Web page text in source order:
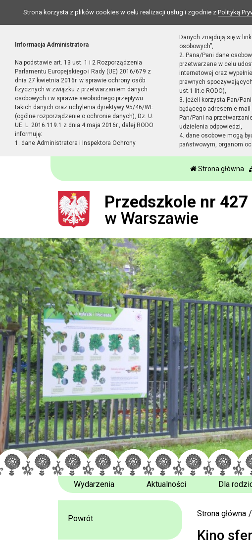
Strona korzysta z plików cookies w celu realizacji usług i zgodnie z Polityką
Informacja Administratora
Na podstawie art. 13 ust. 1 i 2 Rozporządzenia
Parlamentu Europejskiego i Rady (UE) 2016/679 z
dnia 27 kwietnia 2016r. w sprawie ochrony osób
fizycznych w związku z przetwarzaniem danych
osobowych i w sprawie swobodnego przepływu
takich danych oraz uchylenia dyrektywy 95/46/WE
(ogólne rozporządzenie o ochronie danych), Dz. U.
UE. L. 2016.119.1 z dnia 4 maja 2016r., dalej RODO
informuję:
1. dane Administratora i Inspektora Ochrony
Danych znajdują się w
osobowych”,
2. Pana/Pani dane
przetwarzane w celu
internetowej oraz
prawnych
ust.1 lit.c RODO),
3. jeżeli korzysta Pan/
będącego adresem e-
Pan/Pani na
udzielenia odpowiedzi,
4. dane osobowe mogą
państwowym, organom
Strona główna
Przedszkole nr 427
w Warszawie
Wydarzenia Aktualności Dla
Strona główna
Kino
Powrót